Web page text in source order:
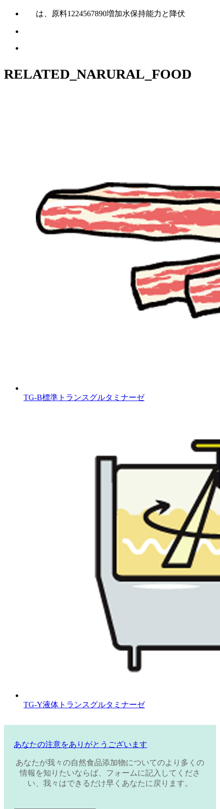
は、原料1224567890増加水保持能力と降伏
RELATED_NARURAL_FOOD
TG‐B標準トランスグルタミナーゼ
TG‐Y液体トランスグルタミナーゼ
あなたの注意をありがとうございます
あなたが我々の自然食品添加物についてのより多くの
情報を知りたいならば、フォームに記入してくださ
い、我々はできるだけ早くあなたに戻ります。